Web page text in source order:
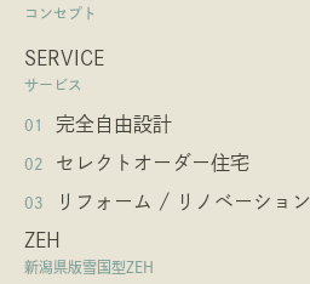
コンセプト
SERVICE
サービス
01 完全自由設計
02 セレクトオーダー住宅
03
リフォーム / リノベーション
ZEH
新潟県版雪国型ZEH